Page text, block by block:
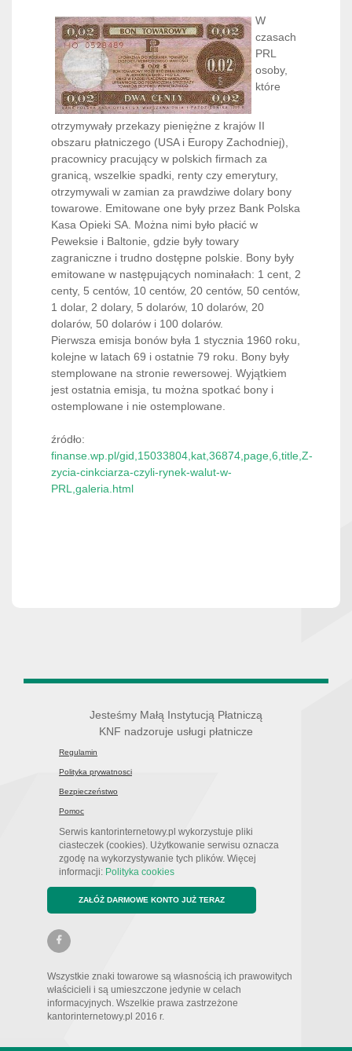
W
czasach
PRL
osoby,
które
otrzymywały przekazy pieniężne z krajów II
obszaru płatniczego (USA i Europy Zachodniej),
pracownicy pracujący w polskich firmach za
granicą, wszelkie spadki, renty czy emerytury,
otrzymywali w zamian za prawdziwe dolary bony
towarowe. Emitowane one były przez Bank Polska
Kasa Opieki SA. Można nimi było płacić w
Peweksie i Baltonie, gdzie były towary
zagraniczne i trudno dostępne polskie. Bony były
emitowane w następujących nominałach: 1 cent, 2
centy, 5 centów, 10 centów, 20 centów, 50 centów,
1 dolar, 2 dolary, 5 dolarów, 10 dolarów, 20
dolarów, 50 dolarów i 100 dolarów.
Pierwsza emisja bonów była 1 stycznia 1960 roku,
kolejne w latach 69 i ostatnie 79 roku. Bony były
stemplowane na stronie rewersowej. Wyjątkiem
jest ostatnia emisja, tu można spotkać bony i
ostemplowane i nie ostemplowane.
źródło:
finanse.wp.pl/gid,15033804,kat,36874,page,6,title,Z-
zycia-cinkciarza-czyli-rynek-walut-w-
PRL,galeria.html
Jesteśmy Małą Instytucją Płatniczą
KNF nadzoruje usługi płatnicze
Regulamin
Polityka prywatnosci
Bezpieczeństwo
Pomoc
Serwis kantorinternetowy.pl wykorzystuje pliki
ciasteczek (cookies). Użytkowanie serwisu oznacza
zgodę na wykorzystywanie tych plików. Więcej
informacji: Polityka cookies
ZAŁÓŻ DARMOWE KONTO JUŻ TERAZ
Wszystkie znaki towarowe są własnością ich prawowitych
właścicieli i są umieszczone jedynie w celach
informacyjnych. Wszelkie prawa zastrzeżone
kantorinternetowy.pl 2016 r.